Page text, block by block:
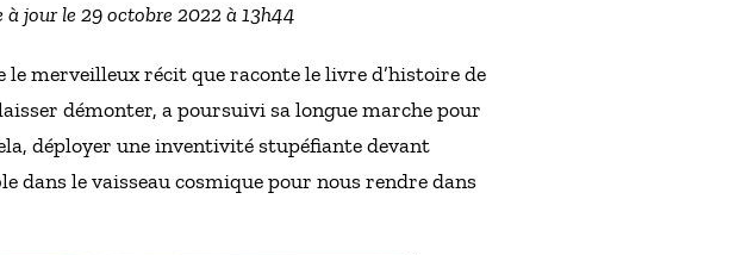
jour le 29 octobre 2022 à 13h44
le merveilleux récit que raconte le livre d’histoire de
démonter, a poursuivi sa longue marche pour
déployer une inventivité stupéfiante devant
dans le vaisseau cosmique pour nous rendre dans